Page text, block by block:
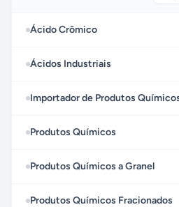
Ácido Crômico
Ácidos Industriais
Importador de Produtos
Produtos Químicos
Produtos Químicos a Granel
Produtos Químicos Fracionados